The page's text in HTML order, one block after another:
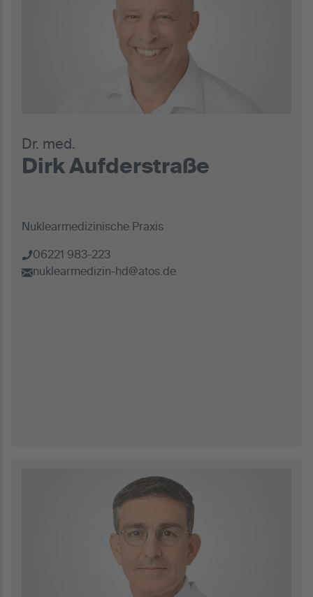
Dr. med.
Dirk Aufderstraße
Nuklearmedizinische Praxis
06221 983-223
nuklearmedizin-hd@atos.de